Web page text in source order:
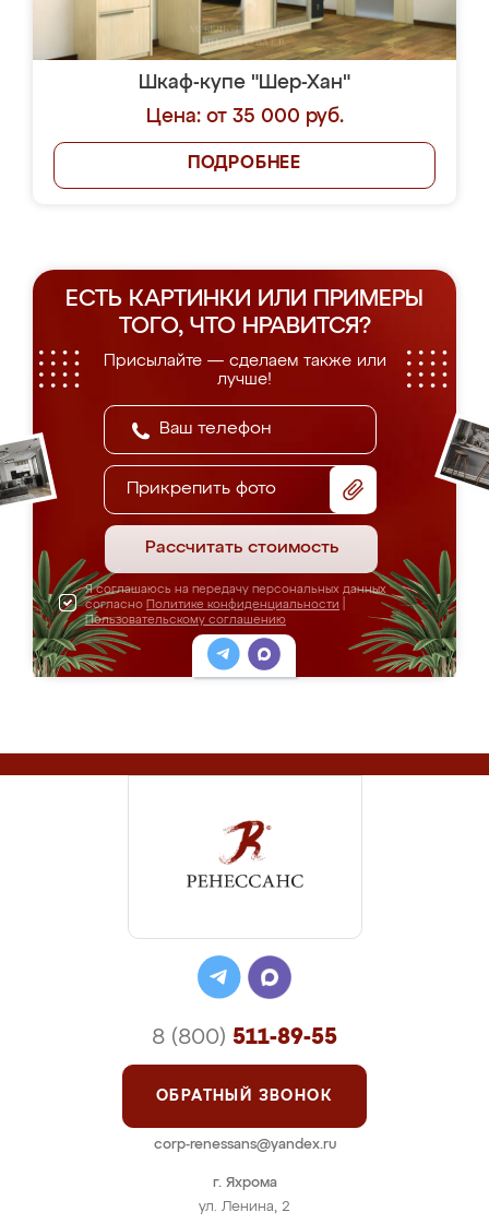
Шкаф-купе "Шер-Хан"
Цена: от 35 000 руб.
ПОДРОБНЕЕ
ЕСТЬ КАРТИНКИ ИЛИ ПРИМЕРЫ
ТОГО, ЧТО НРАВИТСЯ?
Присылайте — сделаем также или
лучше!
Прикрепить фото
Рассчитать стоимость
Я соглашаюсь на передачу персональных данных
согласно Политике конфиденциальности
Пользовательскому соглашению
г. Яхрома
ул. Ленина, 2
8 (800) 511-89-55
ОБРАТНЫЙ ЗВОНОК
corp-renessans@yandex.ru